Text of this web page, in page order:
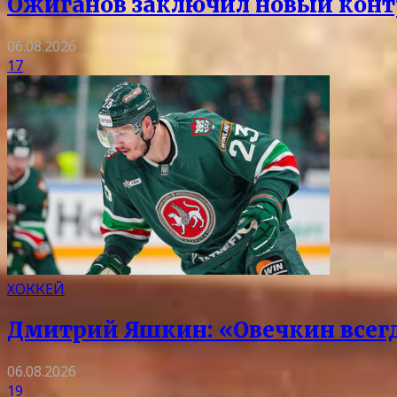
06.08.2026
17
ХОККЕЙ
Дмитрий Яшкин: «Овечкин
06.08.2026
19